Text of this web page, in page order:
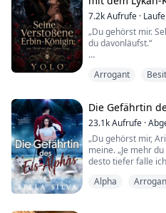
prallte und Tyler
und senkte sich,
Heftigem und
„Sag es mir“, sagte
7.2kAufrufe ·
„Du gehörst mir.
du davonläufst.“
richten.
droht, sie zu
Doch sie ist mehr
Gefährtin, sein
Arrogant
Die Gefährtin
23.1kAufrufe ·
„Du gehörst mir,
meine. „Je mehr
desto tiefer falle
Alpha